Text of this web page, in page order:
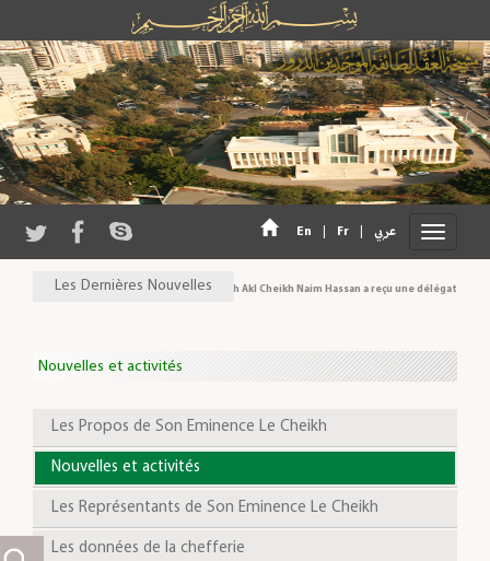
En Fr عربي
Les Dernières Nouvelles
Son Eminence Cheikh Akl Cheikh Naim Hassan a reçu une délégation
Nouvelles et activités
Les Propos de Son Eminence Le Cheikh
Nouvelles et activités
Les Représentants de Son Eminence Le Cheikh
Les données de la chefferie